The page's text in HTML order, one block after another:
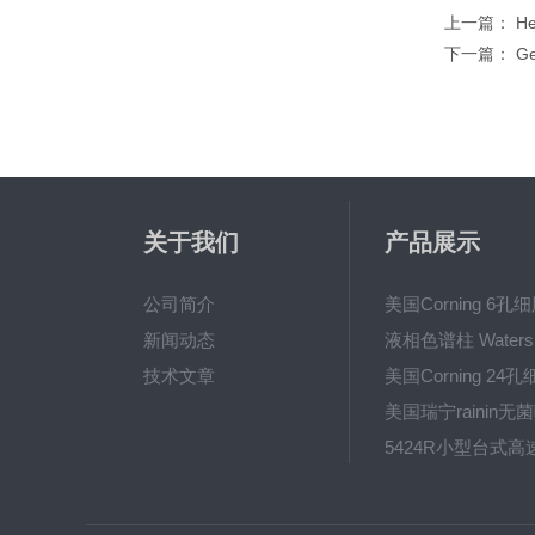
上一篇：
下一篇：
关于我们
公司简介
新闻动态
技术文章
产品展示